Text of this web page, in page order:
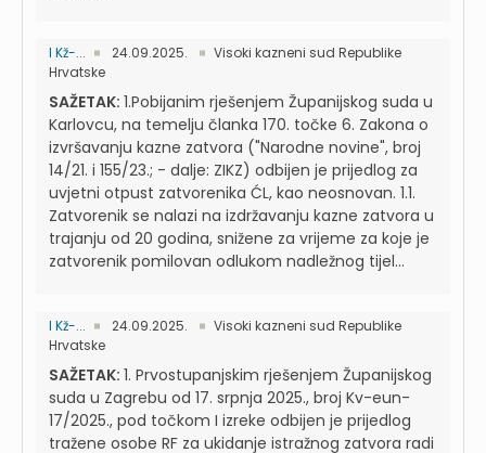
I Kž-... 24.09.2025.
Visoki kazneni sud Republike
Hrvatske
SAŽETAK: 1.Pobijanim rješenjem Županijskog suda u
Karlovcu, na temelju članka 170. točke 6. Zakona o
izvršavanju kazne zatvora ("Narodne novine", broj
14/21. i 155/23.; - dalje: ZIKZ) odbijen je prijedlog za
uvjetni otpust zatvorenika ĆL, kao neosnovan. 1.1.
Zatvorenik se nalazi na izdržavanju kazne zatvora u
trajanju od 20 godina, snižene za vrijeme za koje je
zatvorenik pomilovan odlukom nadležnog tijel...
I Kž-... 24.09.2025.
Visoki kazneni sud Republike
Hrvatske
SAŽETAK: 1. Prvostupanjskim rješenjem Županijskog
suda u Zagrebu od 17. srpnja 2025., broj Kv-eun-
17/2025., pod točkom I izreke odbijen je prijedlog
tražene osobe RF za ukidanje istražnog zatvora radi